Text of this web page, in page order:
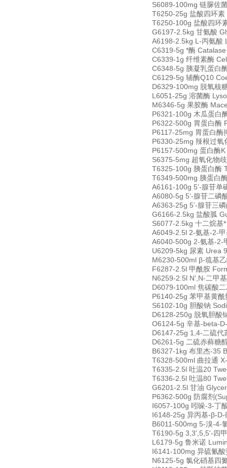
S6089-100mg 链脲佐
T6250-25g 盐酸四环
T6250-100g 盐酸四环
G6197-2.5kg 甘氨酸
A6198-2.5kg L-丙氨酸
C6319-5g *酶
C6339-1g 纤维素酶
C6348-5g 胰凝乳蛋白
C6129-5g 辅酶Q10
D6329-100mg 脱氧核
L6051-25g 溶菌酶
M6346-5g 果胶酶
P6321-100g 木瓜蛋白
P6322-500g 胃蛋白酶
P6117-25mg 胃蛋白
P6330-25mg 辣根过
P6157-500mg 蛋白酶
S6375-5mg 超氧化物
T6325-100g 胰蛋白酶
T6349-500mg 胰蛋白
A6161-100g 5’-腺苷
A6080-5g 5’-腺苷二磷
A6363-25g 5’-腺苷三
G6166-2.5kg 盐酸胍
S6077-2.5kg 十二烷基
A6049-2.5l 2-氨基-2-
A6040-500g 2-氨基-2-
U6209-5kg 尿素 Urea
M6230-500ml β-巯基
F6287-2.5l 甲酰胺
N6259-2.5l N’,N-二甲
D6079-100ml 焦碳酸
P6140-25g 苯甲基黄
S6102-10g 胆酸钠
D6128-250g 脱氧胆酸
O6124-5g 辛基-beta-
D6147-25g 1,4-二硫
D6261-5g 二硫赤藓糖
B6327-1kg 布里杰-35
T6328-500ml 曲拉通
T6335-2.5l 吐温20
T6336-2.5l 吐温80
G6201-2.5l 甘油
P6362-500g 防腐剂
I6057-100g 吲哚-3-丁
I6148-25g 异丙基-β-
B6011-500mg 5-溴-4-
T6190-5g 3,3',5,5'-四
L6179-5g 鲁米诺
I6141-100mg 异硫氰
N6125-5g 氯化硝基四